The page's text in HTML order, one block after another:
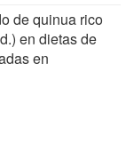
de quinua rico
en dietas de
en